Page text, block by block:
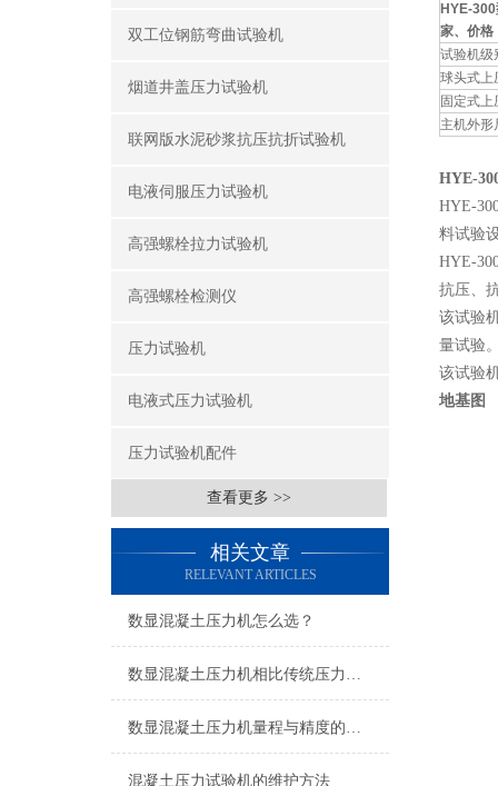
双工位钢筋弯曲试验机
烟道井盖压力试验机
联网版水泥砂浆抗压抗折试验机
电液伺服压力试验机
高强螺栓拉力试验机
高强螺栓检测仪
压力试验机
电液式压力试验机
压力试验机配件
查看更多 >>
相关文章
RELEVANT ARTICLES
数显混凝土压力机怎么选？
数显混凝土压力机相比传统压力机有哪些优势？
数显混凝土压力机量程与精度的严格要求
混凝土压力试验机的维护方法
HYE-
家、价格
试验机级
球头式
固定式
主机外
HYE-
HYE-
料试验
HYE-
抗压、
该试验
量试验
该试验
地基图